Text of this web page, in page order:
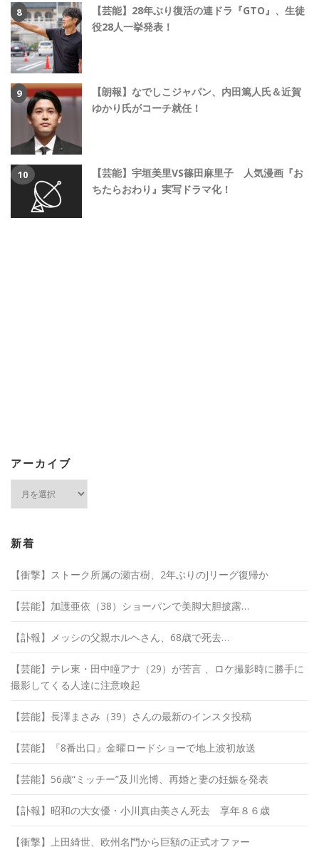
【芸能】28年ぶり復活の連ドラ『GTO』、生徒
役28人一挙発表！
【朗報】なでしこジャパン、内田篤人氏＆近賀
ゆかり氏がコーチ就任！
【芸能】宇垣美里VS篠田麻里子 人気漫画『お
ちたらおわり』実写ドラマ化！
アーカイブ
ブ
新着
【衝撃】ストーク所属の瀬古樹、2年ぶりのJリーグ復帰か
【芸能】加護亜依（38）ショーパンで美脚大胆披露…
【訃報】メッシの父親ホルヘさん、68歳で死去…
【芸能】テレ東・田中瞳アナ（29）が苦言 、ロケ撮影時に勝手に
撮影してくる人達に注意喚起
【芸能】長澤まさみ（39）さんの最新のインスタ投稿
【芸能】『8番出口』金曜ロードショーで地上波初放送
【芸能】56歳“ミッチー”及川光博、再婚と妻の妊娠を発表
【訃報】昭和の大女優・小川真由美さん死去 享年８６歳
【衝撃】上田綺世、欧州名門から巨額の正式オファー